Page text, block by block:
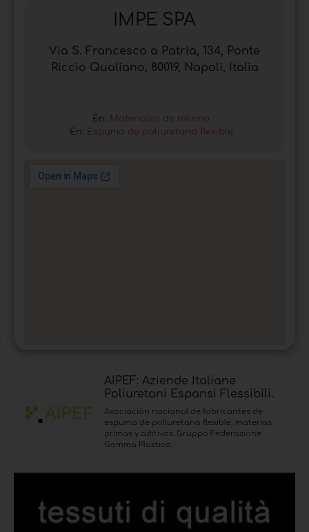
IMPE SPA
Via S. Francesco a Patria, 134, Ponte
Riccio Qualiano, 80019, Napoli, Italia
En: Materiales de relleno
En: Espuma de poliuretano flexible
AIPEF: Aziende Italiane
Poliuretani Espansi Flessibili.
Asociación nacional de fabricantes de
espuma de poliuretano flexible, materias
primas y aditivos. Gruppo Federazione
Gomma Plastica.